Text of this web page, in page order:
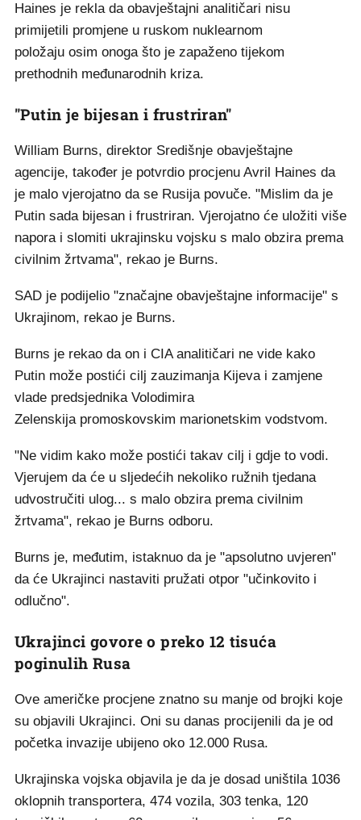
Haines je rekla da obavještajni analitičari nisu
primijetili promjene u ruskom nuklearnom
položaju osim onoga što je zapaženo tijekom
prethodnih međunarodnih kriza.
"Putin je bijesan i frustriran"
William Burns, direktor Središnje obavještajne
agencije, također je potvrdio procjenu Avril Haines da
je malo vjerojatno da se Rusija povuče. "Mislim da je
Putin sada bijesan i frustriran. Vjerojatno će uložiti više
napora i slomiti ukrajinsku vojsku s malo obzira prema
civilnim žrtvama", rekao je Burns.
SAD je podijelio "značajne obavještajne informacije" s
Ukrajinom, rekao je Burns.
Burns je rekao da on i CIA analitičari ne vide kako
Putin može postići cilj zauzimanja Kijeva i zamjene
vlade predsjednika Volodimira
Zelenskija promoskovskim marionetskim vodstvom.
"Ne vidim kako može postići takav cilj i gdje to vodi.
Vjerujem da će u sljedećih nekoliko ružnih tjedana
udvostručiti ulog... s malo obzira prema civilnim
žrtvama", rekao je Burns odboru.
Burns je, međutim, istaknuo da je "apsolutno uvjeren"
da će Ukrajinci nastaviti pružati otpor "učinkovito i
odlučno".
Ukrajinci govore o preko 12 tisuća
poginulih Rusa
Ove američke procjene znatno su manje od brojki koje
su objavili Ukrajinci. Oni su danas procijenili da je od
početka invazije ubijeno oko 12.000 Rusa.
Ukrajinska vojska objavila je da je dosad uništila 1036
oklopnih transportera, 474 vozila, 303 tenka, 120